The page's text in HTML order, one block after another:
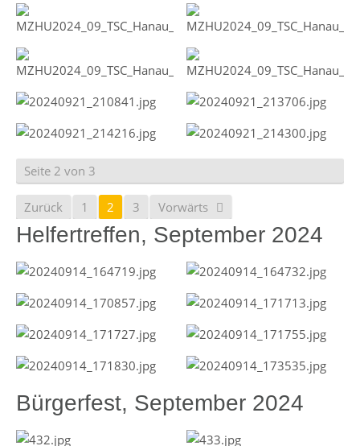
Seite 2 von 3
Zurück 1 2 3 Vorwärts
Helfertreffen, September 2024
Bürgerfest, September 2024